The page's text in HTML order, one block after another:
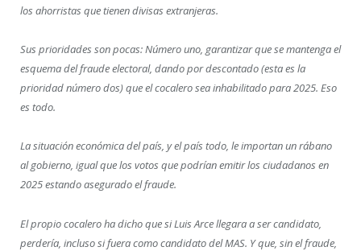
los ahorristas que tienen divisas extranjeras.
Sus prioridades son pocas: Número uno, garantizar que se mantenga el
esquema del fraude electoral, dando por descontado (esta es la
prioridad número dos) que el cocalero sea inhabilitado para 2025. Eso
es todo.
La situación económica del país, y el país todo, le importan un rábano
al gobierno, igual que los votos que podrían emitir los ciudadanos en
2025 estando asegurado el fraude.
El propio cocalero ha dicho que si Luis Arce llegara a ser candidato,
perdería, incluso si fuera como candidato del MAS. Y que, sin el fraude,